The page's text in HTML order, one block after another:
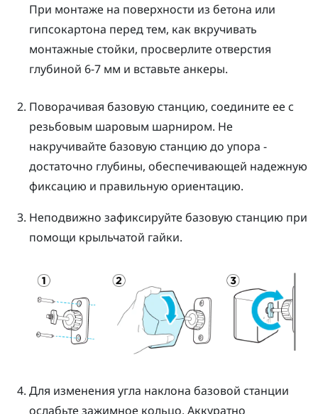
При монтаже на поверхности из бетона или
гипсокартона перед тем, как вкручивать
монтажные стойки, просверлите отверстия
глубиной 6-7 мм и вставьте анкеры.
Поворачивая базовую станцию, соедините ее с
резьбовым шаровым шарниром. Не
накручивайте базовую станцию до упора -
достаточно глубины, обеспечивающей надежную
фиксацию и правильную ориентацию.
Неподвижно зафиксируйте базовую станцию при
помощи крыльчатой гайки.
Для изменения угла наклона базовой станции
ослабьте зажимное кольцо. Аккуратно